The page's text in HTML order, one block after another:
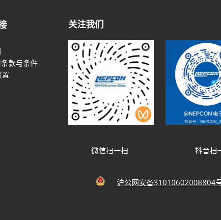
款与条件
关注我们
微信扫一扫 抖音
沪公网安备31010602008804